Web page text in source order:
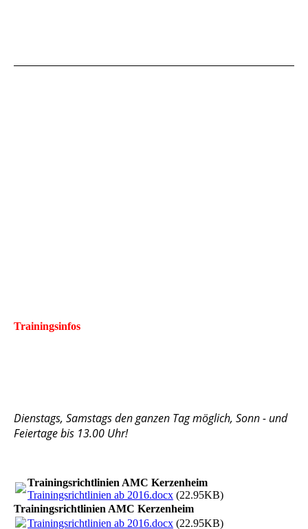
Trainingsinfos
Dienstags, Samstags den ganzen Tag möglich, Sonn - und
Feiertage bis 13.00 Uhr!
Trainingsrichtlinien AMC Kerzenheim
Trainingsrichtlinien ab 2016.docx (22.95KB)
Trainingsrichtlinien AMC Kerzenheim
Trainingsrichtlinien ab 2016.docx (22.95KB)